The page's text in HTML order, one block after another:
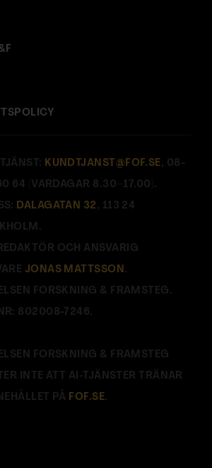
KUNDTJANST@FOF.SE , 08-
64 (VARDAGAR 8.30–17.00).
DALAGATAN 32 , 113 24
OCH ANSVARIG
JONAS MATTSSON .
FORSKNING & FRAMSTEG.
802008-7246.
FORSKNING & FRAMSTEG
INTE ATT AI-TJÄNSTER TRÄNAR
PÅ FOF.SE.